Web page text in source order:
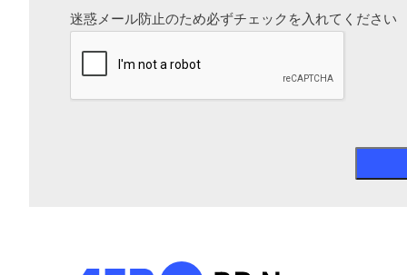
迷惑メール防止のため必ずチェックを入れてください